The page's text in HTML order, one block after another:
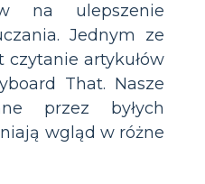
na ulepszenie
Jednym ze
czytanie artykułów
That. Nasze
przez byłych
wgląd w różne